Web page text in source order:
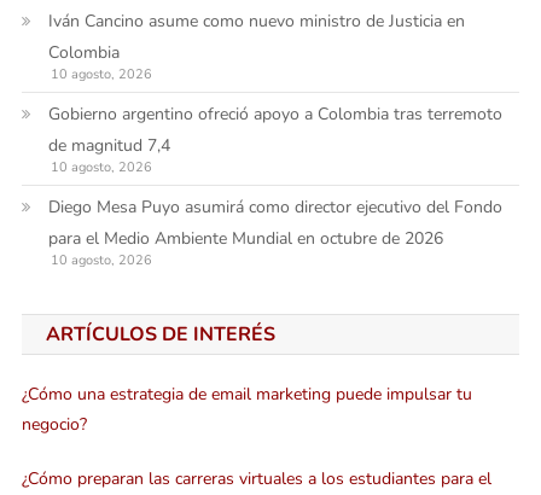
Iván Cancino asume como nuevo ministro de Justicia en
Colombia
10 agosto, 2026
Gobierno argentino ofreció apoyo a Colombia tras terremoto
de magnitud 7,4
10 agosto, 2026
Diego Mesa Puyo asumirá como director ejecutivo del Fondo
para el Medio Ambiente Mundial en octubre de 2026
10 agosto, 2026
ARTÍCULOS DE INTERÉS
¿Cómo una estrategia de email marketing puede impulsar tu
negocio?
¿Cómo preparan las carreras virtuales a los estudiantes para el